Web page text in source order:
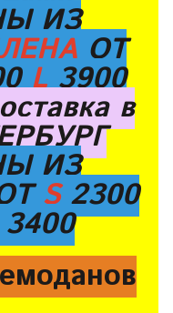
ИЗ
ОТ
L3900
в
ИЗ
S2300
3400